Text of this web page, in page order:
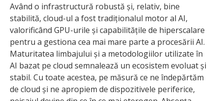
Având o infrastructură robustă și, relativ, bine
stabilită, cloud-ul a fost tradiționalul motor al AI,
valorificând GPU-urile și capabilitățile de hiperscalare
pentru a gestiona cea mai mare parte a procesării AI.
Maturitatea limbajului și a metodologiilor utilizate în
AI bazat pe cloud semnalează un ecosistem evoluat și
stabil. Cu toate acestea, pe măsură ce ne îndepărtăm
de cloud și ne apropiem de dispozitivele periferice,